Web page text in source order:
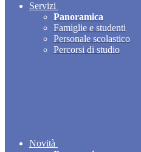
Servizi
Panoramica
Famiglie e studenti
Personale scolastico
Percorsi di studio
Novità